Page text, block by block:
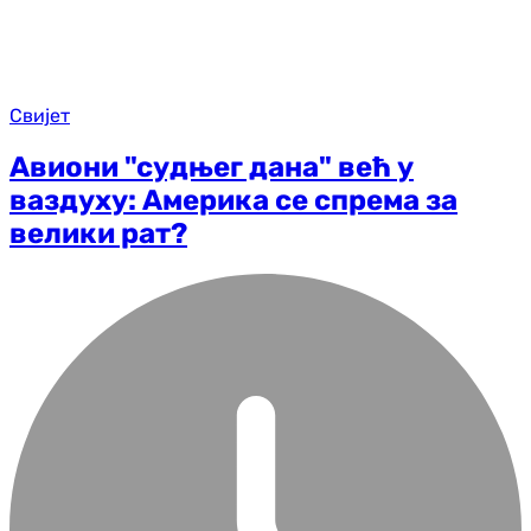
Свијет
Авиони "судњег дана" већ у
ваздуху: Америка се спрема за
велики рат?